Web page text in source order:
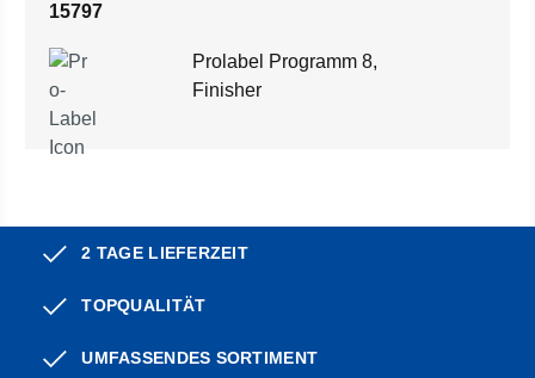
15797
Prolabel Programm 8,
Finisher
2 TAGE LIEFERZEIT
TOPQUALITÄT
UMFASSENDES SORTIMENT